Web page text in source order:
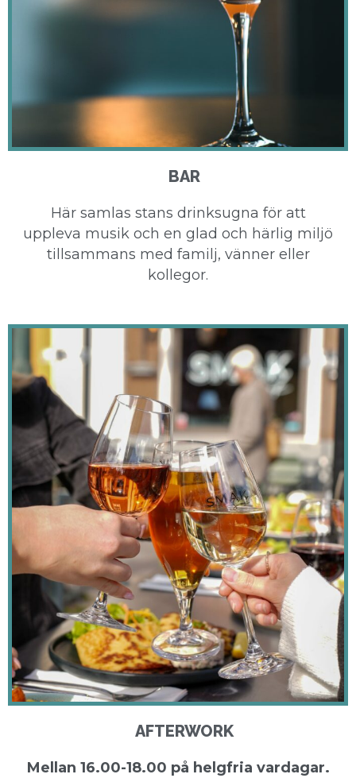
BAR
Här samlas stans drinksugna för att
uppleva musik och en glad och härlig miljö
tillsammans med familj, vänner eller
kollegor.
AFTERWORK
Mellan 16.00-18.00 på helgfria vardagar.